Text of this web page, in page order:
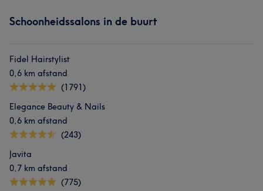
Schoonheidssalons in de buurt
Fidel Hairstylist
0,6 km afstand
(1791)
Elegance Beauty & Nails
0,6 km afstand
(243)
Javita
0,7 km afstand
(775)